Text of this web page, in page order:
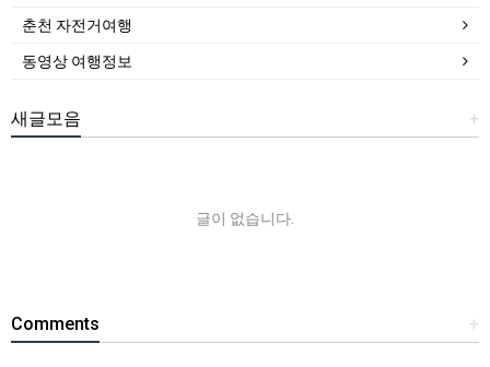
춘천 자전거여행
동영상 여행정보
+
새글모음
글이 없습니다.
+
Comments